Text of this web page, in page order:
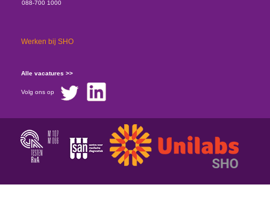
088-700 1000
Werken bij SHO
Alle vacatures >>
Volg ons op